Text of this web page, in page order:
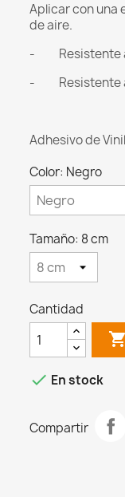
Aplicar con una
de aire.
- Resistente
- Resistente
Adhesivo de
Color: Negro
Tamaño: 8 cm
Cantidad

 En stock
Compartir